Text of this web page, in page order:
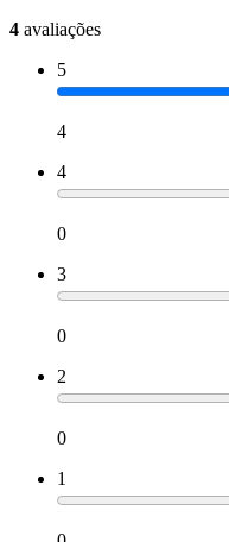
4 avaliações
5
4
4
0
3
0
2
0
1